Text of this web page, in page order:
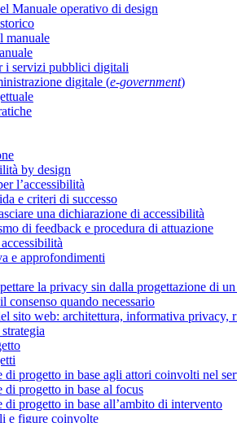
Manuale operativo di design
manuale
i servizi pubblici digitali
digitale (e-government)
by design
l’accessibilità
e criteri di successo
una dichiarazione di accessibilità
di feedback e procedura di attuazione
e approfondimenti
la privacy sin dalla progettazione di
consenso quando necessario
sito web: architettura, informativa privacy,
di progetto in base agli attori coinvolti nel
progetto in base al focus
progetto in base all’ambito di intervento
e figure coinvolte